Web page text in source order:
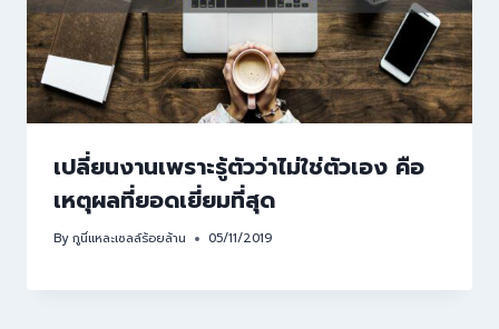
เปลี่ยนงานเพราะรู้ตัวว่าไม่ใช่ตัวเอง คือ
เหตุผลที่ยอดเยี่ยมที่สุด
Byกูนี่แหละเซลล์ร้อยล้าน 05/11/2019